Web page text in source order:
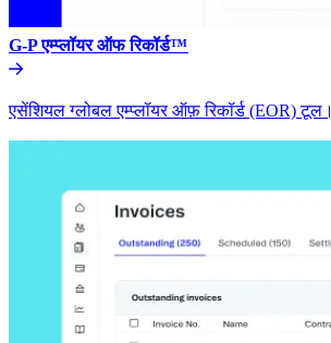
G-P एम्प्लॉयर ऑफ रिकॉर्ड™​​
एसेंशियल ग्लोबल एम्प्लॉयर ऑफ़ रिकॉर्ड (EOR) टूल।​​